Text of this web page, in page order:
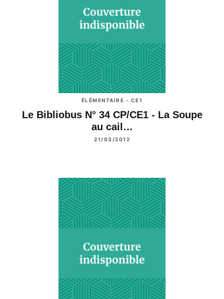
ÉLÉMENTAIRE - CE1
Le Bibliobus N° 34 CP/CE1 - La Soupe
au cail…
21/03/2012